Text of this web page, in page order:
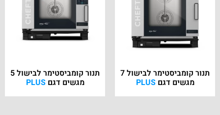
תנור קומביסטימר לבישול 7
מגשים דגםPLUS
תנור קומביסטימר לבישול 5
מגשים דגםPLUS